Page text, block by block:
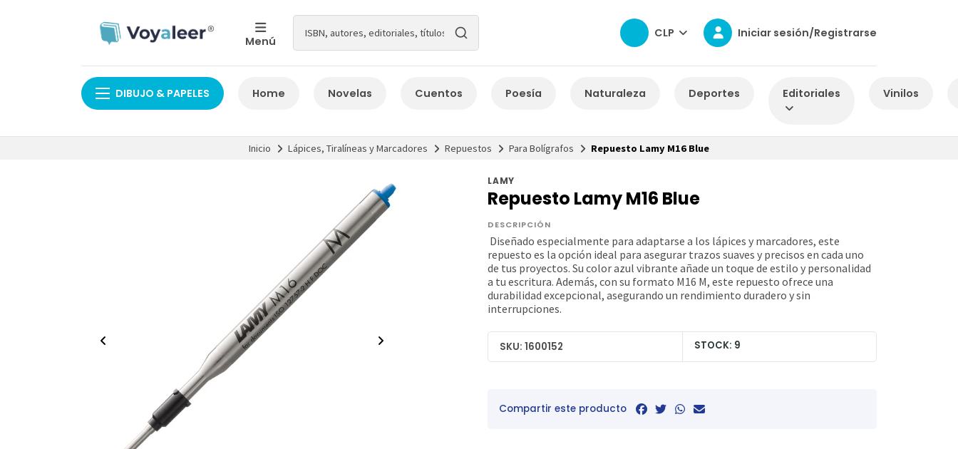
Menú
CLP Iniciar sesión/Registrarse
DIBUJO & PAPELES Home Novelas Cuentos Poesía Naturaleza Deportes Editoriales Vinilos
Inicio Lápices, Tiralíneas y Marcadores Repuestos Para Bolígrafos Repuesto Lamy M16 Blue
LAMY
Repuesto Lamy M16 Blue
DESCRIPCIÓN
Diseñado especialmente para adaptarse a los lápices y marcadores, este
repuesto es la opción ideal para asegurar trazos suaves y precisos en cada uno
de tus proyectos. Su color azul vibrante añade un toque de estilo y personalidad
a tu escritura. Además, con su formato M16 M, este repuesto ofrece una
durabilidad excepcional, asegurando un rendimiento duradero y sin
interrupciones.
SKU: 1600152 STOCK: 9
Compartir este producto